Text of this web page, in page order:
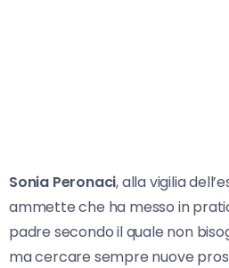
Sonia Peronaci, alla vigilia
ammette che ha messo in
padre secondo il quale non
ma cercare sempre nuove